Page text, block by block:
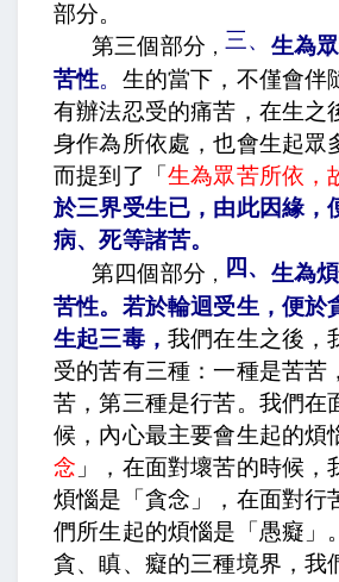
部分。
第三個部分 ，三、 生為
苦性。 生的當下，不僅會伴
有辦法忍受的痛苦，在生之
身作為所依處，也會生起眾
而提到了「 生為眾苦所依，
於三界受生已，由此因緣，
病、死等諸苦。
第四個部分 ， 四、 生為
苦性。 若於輪迴受生，便於
生起三毒，我們在生之後，
受的苦有三種：一種是苦苦
苦，第三種是行苦。我們在
候，內心最主要會生起的煩
念 」，在面對壞苦的時候，
煩惱是「貪念」，在面對行
們所生起的煩惱是「愚癡」
貪、瞋、癡的三種境界，我